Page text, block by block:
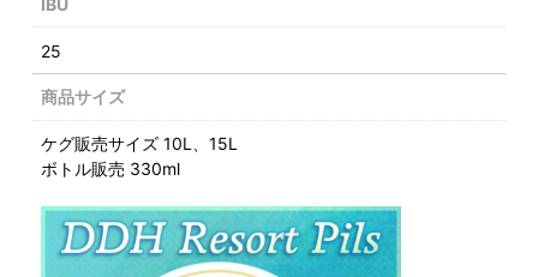
25
商品サイズ
ケグ販売サイズ 10L、15L
ボトル販売 330ml